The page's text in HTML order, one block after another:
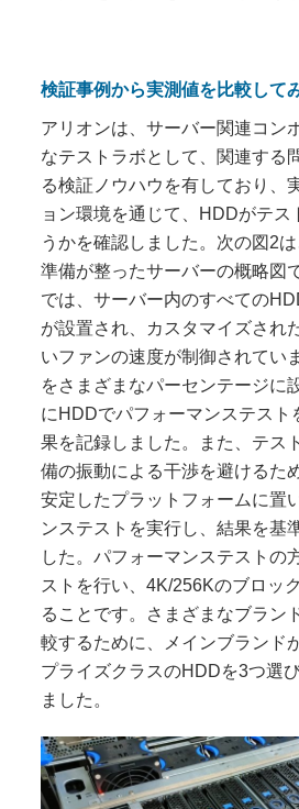
検証事例から実測値を比較して
アリオンは、サーバー関連コン
なテストラボとして、関連する
る検証ノウハウを有しており、
ョン環境を通じて、HDDがテ
うかを確認しました。次の図2
準備が整ったサーバーの概略図
では、サーバー内のすべての
が設置され、カスタマイズされ
いファンの速度が制御されてい
をさまざまなパーセンテージに
にHDDでパフォーマンステスト
果を記録しました。また、テス
備の振動による干渉を避けるた
安定したプラットフォームに置
ンステストを実行し、結果を基
した。パフォーマンステストの
ストを行い、4K/256Kのブロッ
ることです。さまざまなブラン
較するために、メインブランド
プライズクラスのHDDを3つ選
ました。